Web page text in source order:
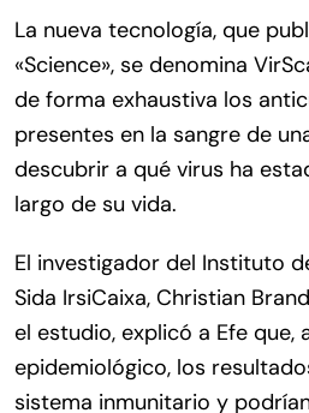
La nueva tecnología, que
«Science», se denomina
de forma exhaustiva los
presentes en la sangre de
descubrir a qué virus ha
largo de su vida.
El investigador del Instituto
Sida IrsiCaixa, Christian
el estudio, explicó a Efe que,
epidemiológico, los
sistema inmunitario y